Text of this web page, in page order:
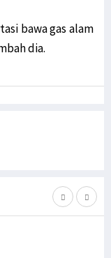
bawa gas alam
dia.